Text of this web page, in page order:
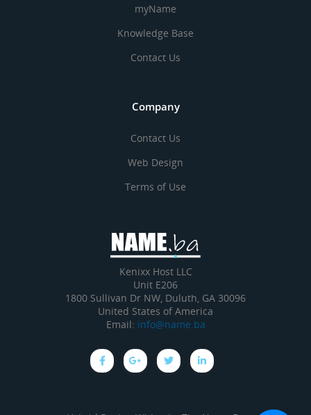
myName
Knowledge Base
Contact Us
Company
Contact Us
Web Design
Terms of Use
Kenixx Host LLC
Unit E206
1800 Sullivan Dr NW, Duluth, GA 30096
United States of America
Email: info@name.ba